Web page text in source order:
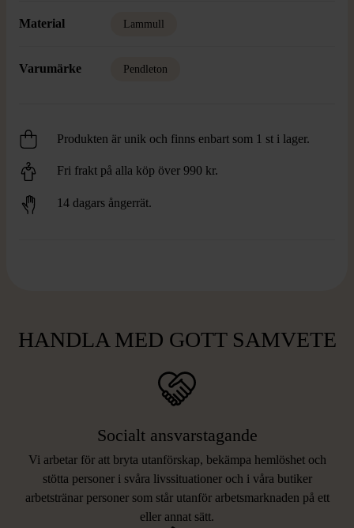
Material Lammull
Varumärke Pendleton
Produkten är unik och finns enbart som 1 st i lager.
Fri frakt på alla köp över 990 kr.
14 dagars ångerrät.
HANDLA MED GOTT SAMVETE
Socialt ansvarstagande
Vi arbetar för att bryta utanförskap, bekämpa hemlöshet och
stötta personer i svåra livssituationer och i våra butiker
arbetstränar personer som står utanför arbetsmarknaden på ett
eller annat sätt.